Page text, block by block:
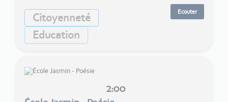
Citoyenneté
Education
Ecouter
2:00